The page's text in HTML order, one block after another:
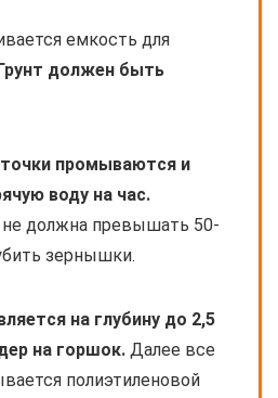
емкость для
должен быть
промываются и
воду на час.
должна превышать 50-
зернышки.
на глубину до 2,5
на горшок. Далее все
полиэтиленовой